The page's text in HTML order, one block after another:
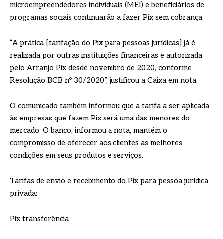
microempreendedores individuais (MEI) e beneficiários de
programas sociais continuarão a fazer Pix sem cobrança.
“A prática [tarifação do Pix para pessoas jurídicas] já é
realizada por outras instituições financeiras e autorizada
pelo Arranjo Pix desde novembro de 2020, conforme
Resolução BCB nº 30/2020”, justificou a Caixa em nota.
O comunicado também informou que a tarifa a ser aplicada
às empresas que fazem Pix será uma das menores do
mercado. O banco, informou a nota, mantém o
compromisso de oferecer aos clientes as melhores
condições em seus produtos e serviços.
Tarifas de envio e recebimento do Pix para pessoa jurídica
privada:
Pix transferência